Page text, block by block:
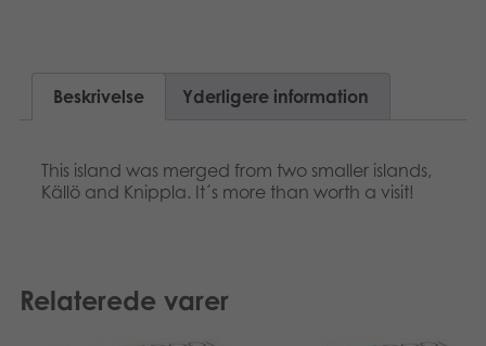
Beskrivelse Yderligere information
This island was merged from two smaller islands,
Källö and Knippla. It´s more than worth a visit!
Relaterede varer